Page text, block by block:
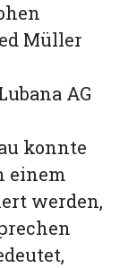
Müller
AG
konnte
einem
werden,